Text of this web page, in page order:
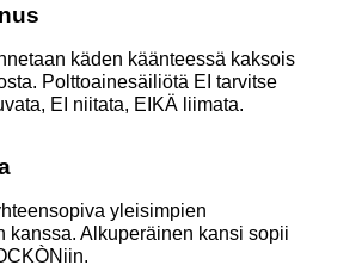
käden käänteessä kaksois
Polttoainesäiliötä EI tarvitse
EI niitata, EIKÄ liimata.
yleisimpien
kanssa. Alkuperäinen kansi sopii